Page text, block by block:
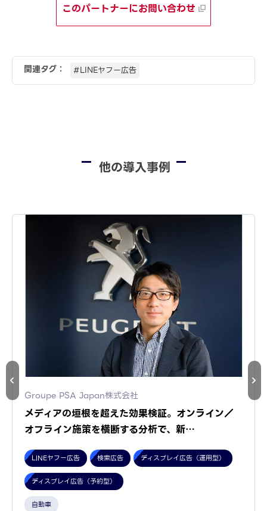
このパートナーにお問い合わせ
関連タグ： #LINEヤフー広告
他の導入事例
Groupe PSA Japan株式会社
メディアの垣根を超えた効果検証。オンライン／
オフライン施策を横断する分析で、新…
LINEヤフー広告 検索広告 ディスプレイ広告（運用型）
ディスプレイ広告（予約型）
自動車